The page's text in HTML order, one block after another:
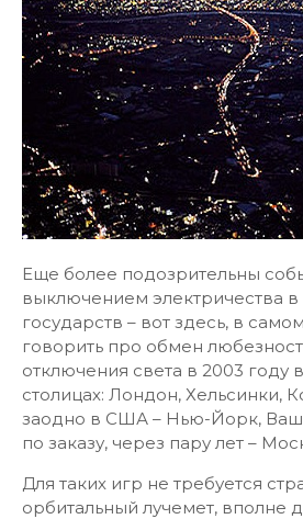
Еще более подозрительны
выключением электричества в
государств – вот здесь, в
говорить про обмен
отключения света в 2003 году
столицах: Лондон, Хельсинки,
заодно в США – Нью-Йорк,
по заказу, через пару лет –
Для таких игр не требуется
орбитальный лучемет, вполне